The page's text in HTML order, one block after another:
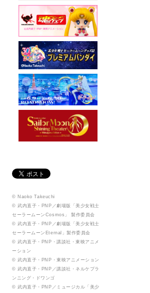
© Naoko Takeuchi
© 武内直子・PNP／劇場版「美少女戦士
セーラームーンCosmos」 製作委員会
© 武内直子・PNP／劇場版「美少女戦士
セーラームーンEternal」製作委員会
© 武内直子・PNP・講談社・東映アニメ
ーション
© 武内直子・PNP・東映アニメーション
© 武内直子・PNP／講談社・ネルケプラ
ンニング・ドワンゴ
© 武内直子・PNP／ミュージカル「美少